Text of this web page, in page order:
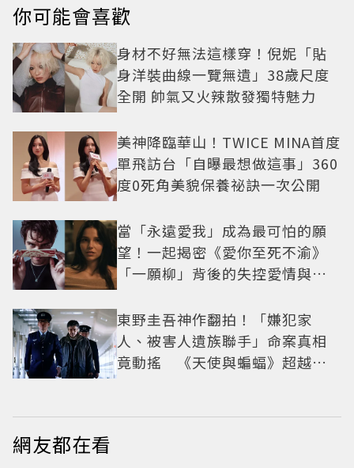
你可能會喜歡
身材不好無法這樣穿！倪妮「貼
身洋裝曲線一覽無遺」38歲尺度
全開 帥氣又火辣散發獨特魅力
美神降臨華山！TWICE MINA首度
單飛訪台「自曝最想做這事」360
度0死角美貌保養祕訣一次公開
當「永遠愛我」成為最可怕的願
望！一起揭密《愛你至死不渝》
「一願柳」背後的失控愛情與爆
東野圭吾神作翻拍！「嫌犯家
人、被害人遺族聯手」命案真相
竟動搖 《天使與蝙蝠》超越懸
網友都在看